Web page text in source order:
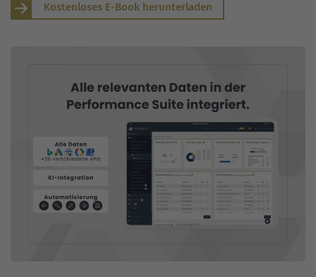
Kostenloses E-Book herunterladen